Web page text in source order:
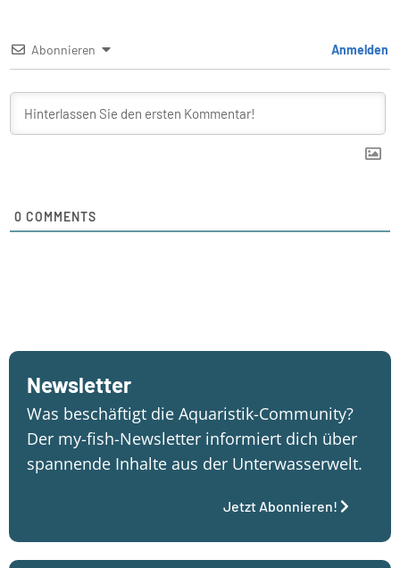
Abonnieren Anmelden
0 COMMENTS
Newsletter
Was beschäftigt die Aquaristik-Community?
Der my-fish-Newsletter informiert dich über
spannende Inhalte aus der Unterwasserwelt.
Jetzt Abonnieren!